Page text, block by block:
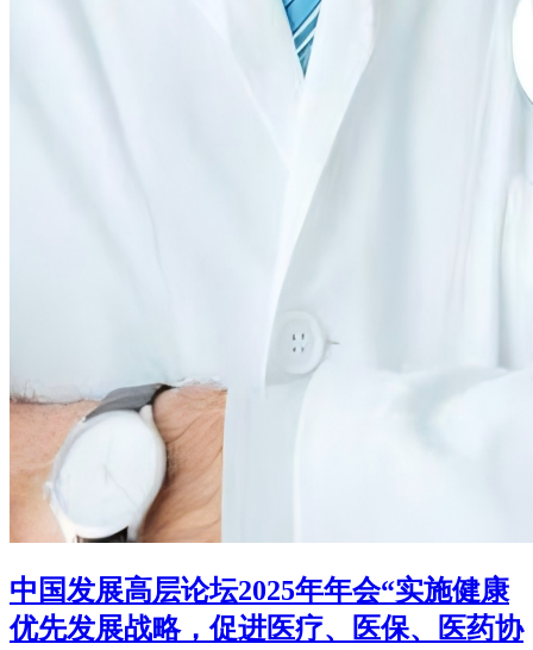
中国发展高层论坛2025年年会“实施健康
优先发展战略，促进医疗、医保、医药协